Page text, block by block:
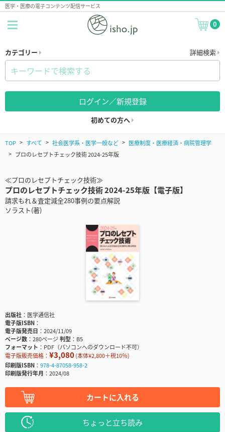
医学・医療の電子コンテンツ配信サービス
0
カテゴリー 詳細検索
ログイン／新規登録
初めての方へ
TOP すべて 社会医学系・医学一般など
医療制度・医療経済・病院管理学
プロのレセプトチェック技術 2024-25年版
≪プロのレセプトチェック技術≫
プロのレセプトチェック技術 2024-25年版【電子版】
請求もれ＆査定減全280事例の要点解説
ソラスト(著)
出版社
医学通信社
電子版ISBN
電子版発売日
2024/11/09
ページ数
280ページ判型
B5
フォーマット
PDF（パソコンへのダウンロード不可）
電子版販売価格： ¥3,080(本体¥2,800＋税10％)
印刷版ISBN
978-4-87058-958-2
印刷版発行年月
2024/08
カートに入れる
ちょっと立ち読み